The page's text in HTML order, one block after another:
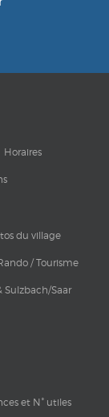
Horaires
du village
/ Tourisme
Saar
et N° utiles